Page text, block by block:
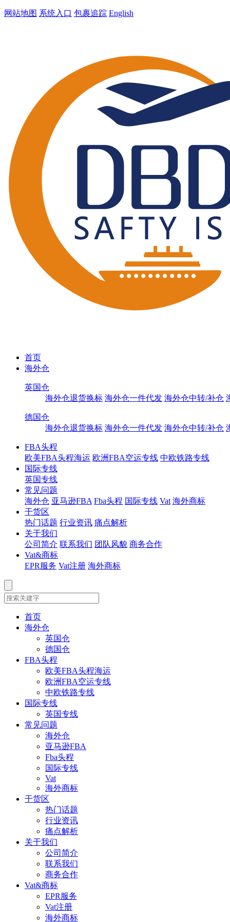
网站地图 系统入口 包裹追踪 English
首页
海外仓
英国仓
海外仓退货换标 海外仓一件代发 海外仓中转/补仓
德国仓
海外仓退货换标 海外仓一件代发 海外仓中转/补仓
FBA头程
欧美FBA头程海运 欧洲FBA空运专线 中欧铁路专线
国际专线
英国专线
常见问题
海外仓 亚马逊FBA Fba头程 国际专线 Vat 海外商标
干货区
热门话题 行业资讯 痛点解析
关于我们
公司简介 联系我们 团队风貌 商务合作
Vat&商标
EPR服务 Vat注册 海外商标
首页
海外仓
英国仓
德国仓
FBA头程
欧美FBA头程海运
欧洲FBA空运专线
中欧铁路专线
国际专线
英国专线
常见问题
海外仓
亚马逊FBA
Fba头程
国际专线
Vat
海外商标
干货区
热门话题
行业资讯
痛点解析
关于我们
公司简介
联系我们
商务合作
Vat&商标
EPR服务
Vat注册
海外商标